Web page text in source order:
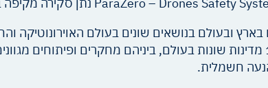
מאמרים מדעיים שמקורם ב-14 מדינות שונות בעולם, ביניהם
חשמלית.